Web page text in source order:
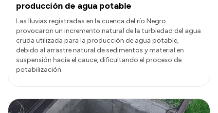
producción de agua potable
Las lluvias registradas en la cuenca del río Negro
provocaron un incremento natural de la turbiedad del agua
cruda utilizada para la producción de agua potable,
debido al arrastre natural de sedimentos y material en
suspensión hacia el cauce, dificultando el proceso de
potabilización.